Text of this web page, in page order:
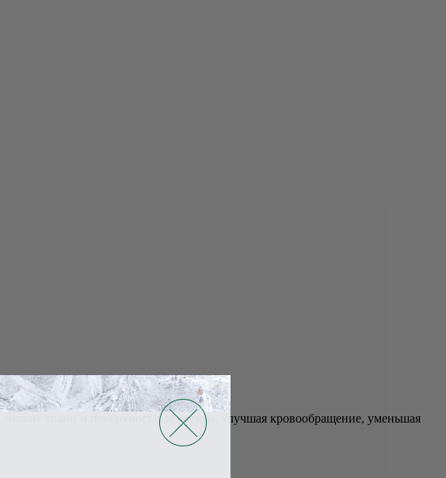
ткани и поверхностные сосуды, улучшая кровообращение, уменьшая